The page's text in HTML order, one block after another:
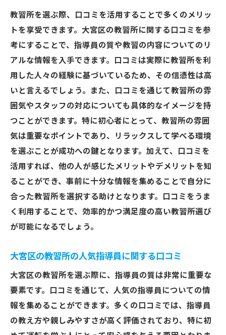
教習所のレビューサイトの活用術
信頼性の高い口コミの特徴とは
親身な指導を受けられる教習所を見つける
口コミが示す教習所選びの落とし穴
口コミを活用して大宮区で理想の教習所を見つ
ける
理想の教習所の条件を口コミで明確化
大宮区で注目の教習所ランキング
口コミの平均評価を参考にするポイント
過去の生徒の成功事例を探る
教習所の雰囲気を口コミで知る
口コミを活用した効率的な教習所選び
失敗例から学ぶ口コミの利用法
教習所の選択における口コミの影響力
口コミから得る最適なコース選択のヒント
教習所のトラブル事例を口コミで知る
教習所を選ぶ際、口コミを活用することで多くのメリッ
トを享受できます。大宮区の教習所に関する口コミを参
考にすることで、指導員の質や教習の内容についてのリ
アルな情報を入手できます。口コミは実際に教習所を利
用した人々の経験に基づいているため、その信憑性は高
いと言えるでしょう。また、口コミを通じて教習所の雰
囲気やスタッフの対応についても具体的なイメージを持
つことができます。特に初心者にとって、教習所の雰囲
気は重要なポイントであり、リラックスして学べる環境
を選ぶことが成功への鍵となります。加えて、口コミを
活用すれば、他の人が感じたメリットやデメリットを知
ることができ、事前に十分な情報を集めることで自分に
合った教習所を選択する助けとなります。口コミをうま
く利用することで、効率的かつ満足度の高い教習所選び
が可能になるでしょう。
大宮区の教習所の人気指導員に関する口コミ
大宮区の教習所を選ぶ際に、指導員の質は非常に重要な
要素です。口コミを通じて、人気の指導員についての情
報を集めることができます。多くの口コミでは、指導員
の教え方や親しみやすさが高く評価されており、特に初